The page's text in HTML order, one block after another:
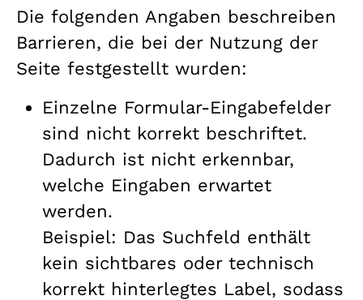
Die folgenden Angaben beschreiben
Barrieren, die bei der Nutzung der
Seite festgestellt wurden:
Einzelne Formular-Eingabefelder
sind nicht korrekt beschriftet.
Dadurch ist nicht erkennbar,
welche Eingaben erwartet
werden.
Beispiel: Das Suchfeld enthält
kein sichtbares oder technisch
korrekt hinterlegtes Label, sodass